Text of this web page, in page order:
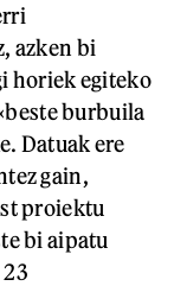
azken bi
horiek egiteko
burbuila
Datuak ere
gain,
proiektu
bi aipatu